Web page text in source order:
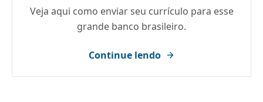
Veja aqui como enviar seu currículo para esse
grande banco brasileiro.
Continue lendo